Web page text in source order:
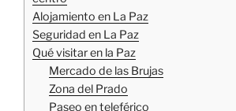
Dentro de la terminalde autobuses
pendiente de nuestras pertenencias
dentro de la cafetería que era un lugar
calefacción) iban entrando y saliendo
merodeando por allí disimuladamente